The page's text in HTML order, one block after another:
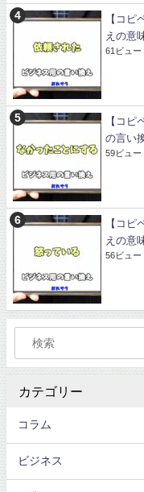
【コピ
えの意
61ビュー
【コピ
の言い
59ビュー
【コピ
えの意
56ビュー
カテゴリー
コラム
ビジネス